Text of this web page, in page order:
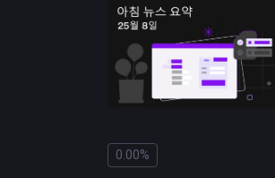
인정하면서도 금지된 사용
비트코인의 반감기와 BTC 채
지난 몇 년 동안 해커들은 크
이용해 암호화폐를 채굴하는
악성 코드를 설치할 수 있다고
표에 가까워지지 못할 것이라
는 미국 달러를 주식에 영향
0.00%